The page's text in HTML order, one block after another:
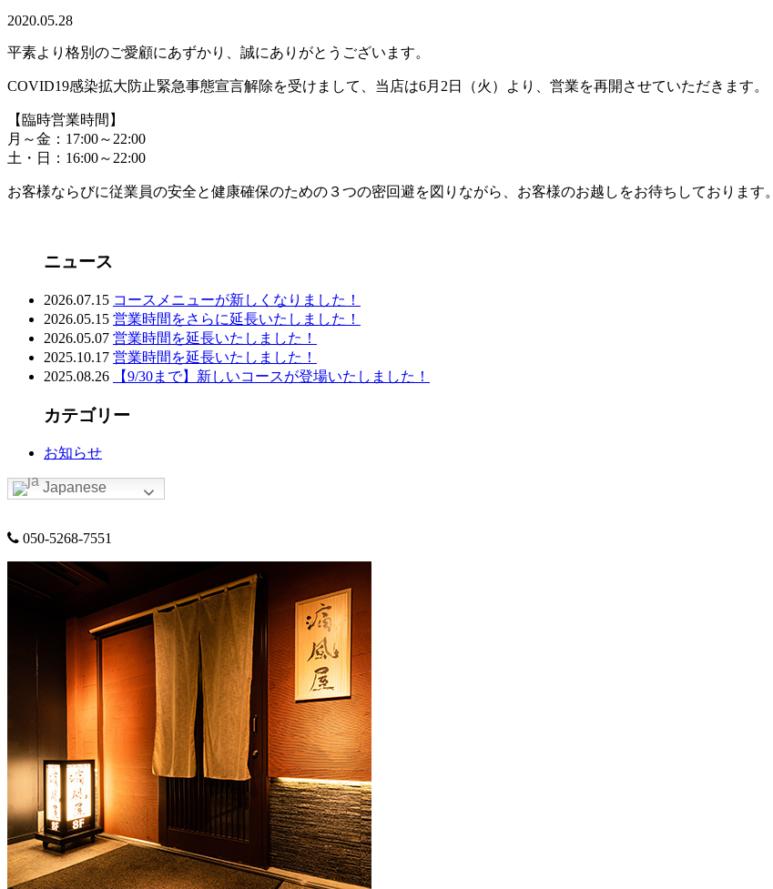
2020.05.28
平素より格別のご愛顧にあずかり、誠にありがとうございます。
COVID19感染拡大防止緊急事態宣言解除を受けまして、当店は6月2日（火）より、営業を再開させていただきます。
【臨時営業時間】
月～金：17:00～22:00
土・日：16:00～22:00
お客様ならびに従業員の安全と健康確保のための３つの密回避を図りながら、お客様のお越しをお待ちしております。
ニュース
2026.07.15 コースメニューが新しくなりました！
2026.05.15 営業時間をさらに延長いたしました！
2026.05.07 営業時間を延長いたしました！
2025.10.17 営業時間を延長いたしました！
2025.08.26
【9/30まで】新しいコースが登場いたしました！
カテゴリー
お知らせ
Japanese
050-5268-7551